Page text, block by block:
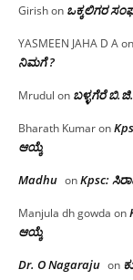
Girishon ಒಕ್ಕಲಿಗರ
YASMEEN JAHA D Aon
ನಿಮಗೆ ?
Mrudul on ಬಳ್ಳಗೆರೆ
Bharath Kumaron
ಆಯ್ಕೆ
Madhu onKpsc:
Manjula dh gowda on
ಆಯ್ಕೆ
Dr. O Nagaraju on